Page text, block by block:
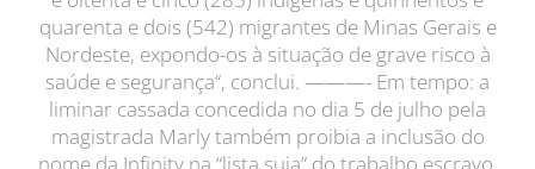
quarenta e dois (542) migrantes de Minas Gerais e
Nordeste, expondo-os à situação de grave risco à
saúde e segurança“, conclui. ———- Em tempo: a
liminar cassada concedida no dia 5 de julho pela
magistrada Marly também proibia a inclusão do